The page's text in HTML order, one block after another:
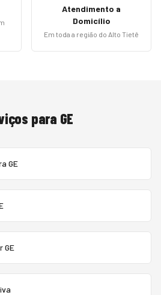
Atendimento a
Domicílio
Em toda a região do Alto Tietê
para GE
GE
GE